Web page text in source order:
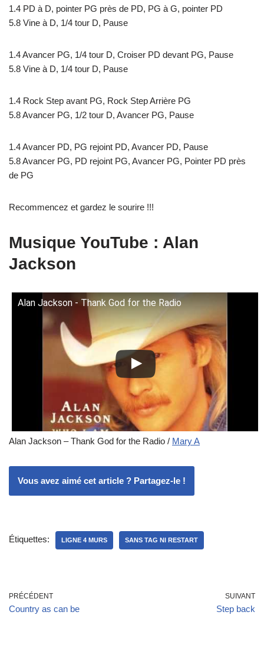
1.4 PD à D, pointer PG près de PD, PG à G, pointer PD
5.8 Vine à D, 1/4 tour D, Pause
1.4 Avancer PG, 1/4 tour D, Croiser PD devant PG, Pause
5.8 Vine à D, 1/4 tour D, Pause
1.4 Rock Step avant PG, Rock Step Arrière PG
5.8 Avancer PG, 1/2 tour D, Avancer PG, Pause
1.4 Avancer PD, PG rejoint PD, Avancer PD, Pause
5.8 Avancer PG, PD rejoint PG, Avancer PG, Pointer PD près
de PG
Recommencez et gardez le sourire !!!
Musique YouTube : Alan
Jackson
Alan Jackson - Thank God for the Radio
Alan Jackson – Thank God for the Radio / Mary A
Vous avez aimé cet article ? Partagez-le !
Étiquettes: LIGNE 4 MURS SANS TAG NI RESTART
PRÉCÉDENT
Country as can be
SUIVANT
Step back